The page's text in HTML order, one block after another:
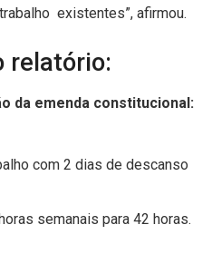
existentes”, afirmou.
relatório:
da emenda constitucional:
com 2 dias de descanso
semanais para 42 horas.